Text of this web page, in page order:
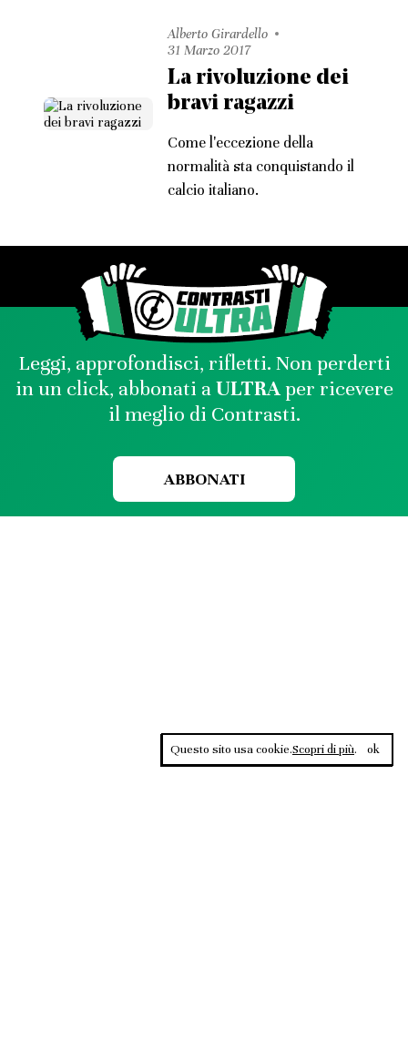
Alberto Girardello
31 Marzo 2017
La rivoluzione dei
bravi ragazzi
Come l'eccezione della
normalità sta conquistando il
calcio italiano.
Leggi, approfondisci, rifletti. Non perderti
in un click, abbonati aULTRAper ricevere
il meglio di Contrasti.
ABBONATI
Questo sito usa cookie.Scopri di più. ok